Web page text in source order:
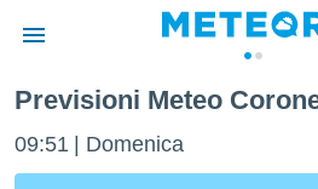
di
Previsioni Meteo
09:51 Domenica